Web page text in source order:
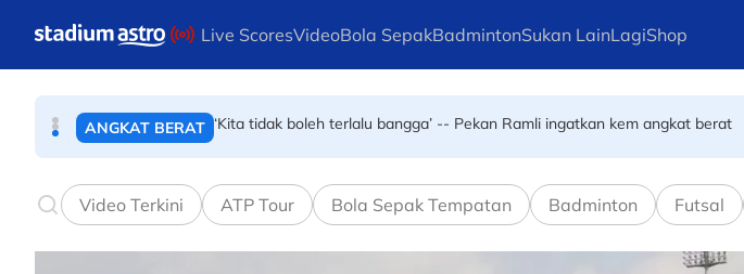
Live ScoresVideoBola SepakBadmintonSukan LainLagiShop
RAGBI
ANGKAT BERAT ‘Kita tidak boleh terlalu bangga’ -- Pekan Ramli ingatkan kem angkat berat
Video Terkini ATP Tour Bola Sepak Tempatan Badminton Futsal